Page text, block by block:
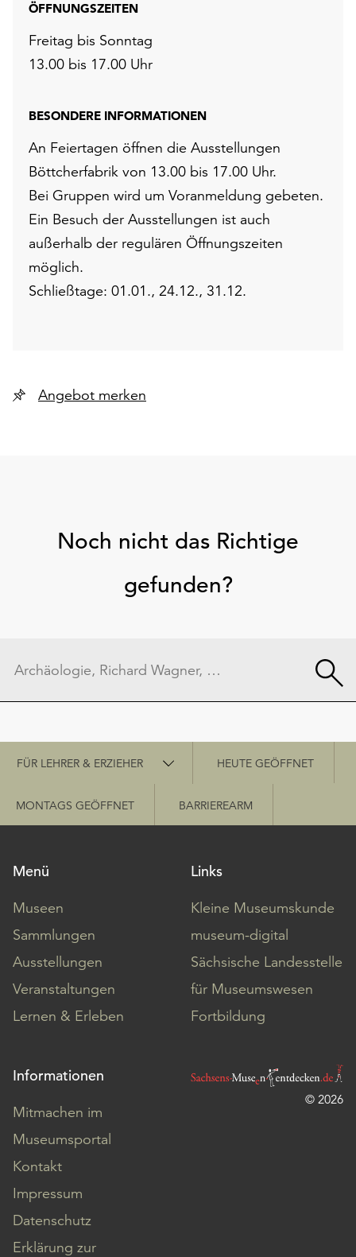
ÖFFNUNGSZEITEN
Freitag bis Sonntag
13.00 bis 17.00 Uhr
BESONDERE INFORMATIONEN
An Feiertagen öffnen die Ausstellungen
Böttcherfabrik von 13.00 bis 17.00 Uhr.
Bei Gruppen wird um Voranmeldung gebeten.
Ein Besuch der Ausstellungen ist auch
außerhalb der regulären Öffnungszeiten
möglich.
Schließtage: 01.01., 24.12., 31.12.
Angebot merken
Noch nicht das Richtige
gefunden?
Schnellzugriff
FÜR LEHRER & ERZIEHER HEUTE GEÖFFNET
MONTAGS GEÖFFNET BARRIEREARM
Menü
Museen
Sammlungen
Ausstellungen
Veranstaltungen
Lernen & Erleben
Links
Kleine Museumskunde
museum-digital
Sächsische Landesstelle
für Museumswesen
Fortbildung
Informationen
Mitmachen im
Museumsportal
Kontakt
Impressum
Datenschutz
Erklärung zur
© 2026